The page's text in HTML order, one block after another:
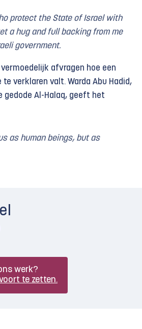
protect the State of Israel with
a hug and full backing from me
government.
afvragen hoe een
verklaren valt. Warda Abu Hadid,
gedode Al-Halaq, geeft het
as human beings, but as
werk?
te zetten.